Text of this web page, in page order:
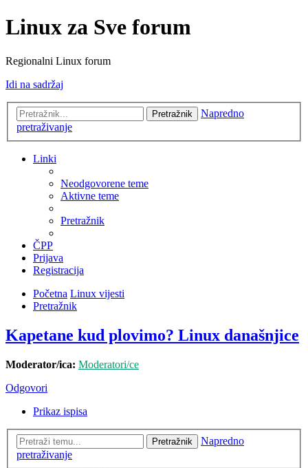
Linux za Sve forum
Regionalni Linux forum
Idi na sadržaj
Pretražnik
Napredno
pretraživanje
Linki
Neodgovorene teme
Aktivne teme
Pretražnik
ČPP
Prijava
Registracija
Početna Linux vijesti
Pretražnik
Kapetane kud plovimo? Linux današnjice
Moderator/ica: Moderatori/ce
Odgovori
Prikaz ispisa
Pretražnik
Napredno
pretraživanje